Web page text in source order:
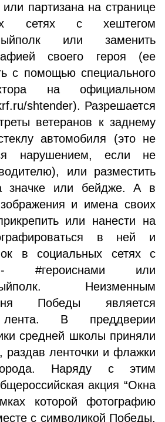
партизана на странице
сетях с хештегом
или заменить
своего героя (ее
с помощью специального
на официальном
shtender). Разрешается
ветеранов к заднему
автомобиля (это не
нарушением, если не
или разместить
значке или бейдже. А в
и имена своих
или нанести на
в ней и
в социальных сетях с
#героиснами или
Неизменным
Победы является
лента. В преддверии
средней школы приняли
раздав ленточки и флажки
Наряду с этим
акция “Окна
которой фотографию
с символикой Победы,